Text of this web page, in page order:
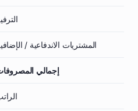
الترفيه
المشتريات الاندفاعية / الإضافية
إجمالي المصروفات
الراتب